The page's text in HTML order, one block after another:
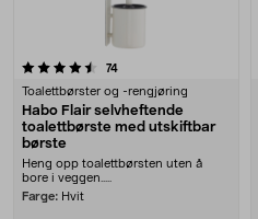
74anmeldelser
Toalettbørster og -rengjøring
Habo Flair selvheftende
toalettbørste med utskiftbar
børste
Heng opp toalettbørsten uten å
bore i veggen.....
Farge: Hvit
4.0 av 5 stjerner